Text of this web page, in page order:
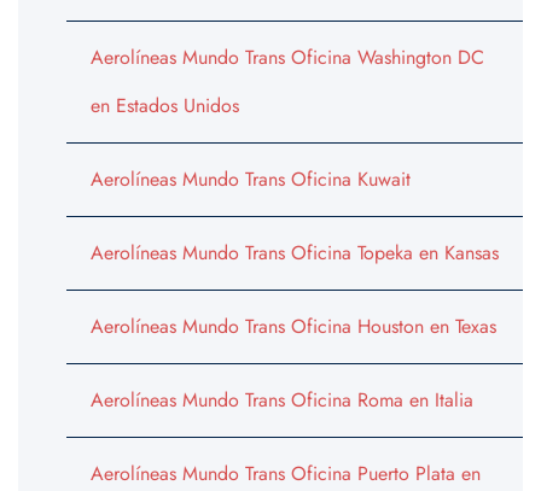
Aerolíneas Mundo Trans Oficina Washington DC
en Estados Unidos
Aerolíneas Mundo Trans Oficina Kuwait
Aerolíneas Mundo Trans Oficina Topeka en Kansas
Aerolíneas Mundo Trans Oficina Houston en Texas
Aerolíneas Mundo Trans Oficina Roma en Italia
Aerolíneas Mundo Trans Oficina Puerto Plata en